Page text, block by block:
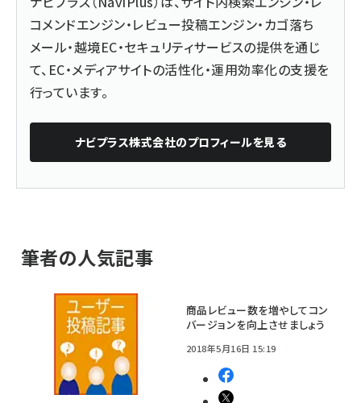
コメンドエンジン・レビュー投稿エンジン・カゴ落ち
メール・越境EC・セキュリティサービスの提供を通じ
て、EC・メディアサイトの活性化・運用効率化の支援を
行っています。
ナビプラス株式会社のプロフィールを見る
筆者の人気記事
商品レビュー数を増やしてコン
バージョンを向上させましょう
2018年5月16日 15:19